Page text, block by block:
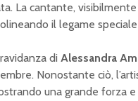
La cantante,
il legame speciale
di Alessandra
Nonostante ciò,
una grande forza